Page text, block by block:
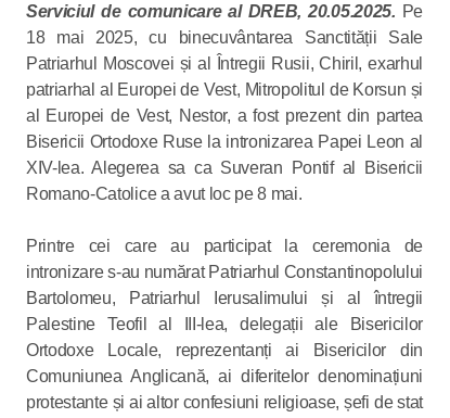
Serviciul de comunicare al DREB, 20.05.2025. Pe
18 mai 2025, cu binecuvântarea Sanctității Sale
Patriarhul Moscovei și al Întregii Rusii, Chiril, exarhul
patriarhal al Europei de Vest, Mitropolitul de Korsun și
al Europei de Vest, Nestor, a fost prezent din partea
Bisericii Ortodoxe Ruse la intronizarea Papei Leon al
XIV-lea. Alegerea sa ca Suveran Pontif al Bisericii
Romano-Catolice a avut loc pe 8 mai.
Printre cei care au participat la ceremonia de
intronizare s-au numărat Patriarhul Constantinopolului
Bartolomeu, Patriarhul Ierusalimului și al întregii
Palestine Teofil al III-lea, delegații ale Bisericilor
Ortodoxe Locale, reprezentanți ai Bisericilor din
Comuniunea Anglicană, ai diferitelor denominațiuni
protestante și ai altor confesiuni religioase, șefi de stat